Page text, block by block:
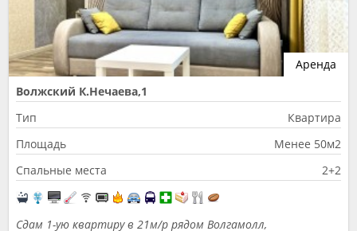
Аренда
Волжский К.Нечаева,1
Тип
Квартира
Площадь
Менее 50м2
Спальные места
2+2
Сдам 1-ую квартиру в 21м/р рядом Волгамолл,